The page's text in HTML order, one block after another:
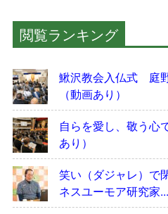
閲覧ランキング
鰍沢教会入仏式 庭
（動画あり）
自らを愛し、敬う
あり）
笑い（ダジャレ）
ネスユーモア研究家...